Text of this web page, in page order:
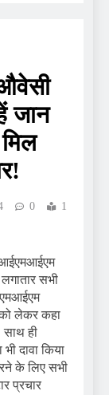
जान
0
1
सभी
को लेकर कहा
ही
दावा किया
के लिए सभी
प्रचार